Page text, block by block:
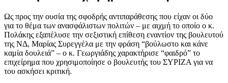
Ως προς την ουσία της σφοδρής αντιπαράθεσης που είχαν οι δύο
για το θέμα των ανασφάλιστων πολιτών – με αιχμή το οποίο ο κ.
Πολάκης εξαπέλυσε την σεξιστική επίθεση εναντίον της βουλευτού
της ΝΔ, Μαρίας Συρεγγέλα με την φράση “βούλωστο και κάνε
καμία δουλειά” – ο κ. Γεωργιάδης χαρακτήρισε “φαιδρό” το
επιχείρημα που χρησιμοποίησε ο βουλευτής του ΣΥΡΙΖΑ για να
του ασκήσει κριτική.